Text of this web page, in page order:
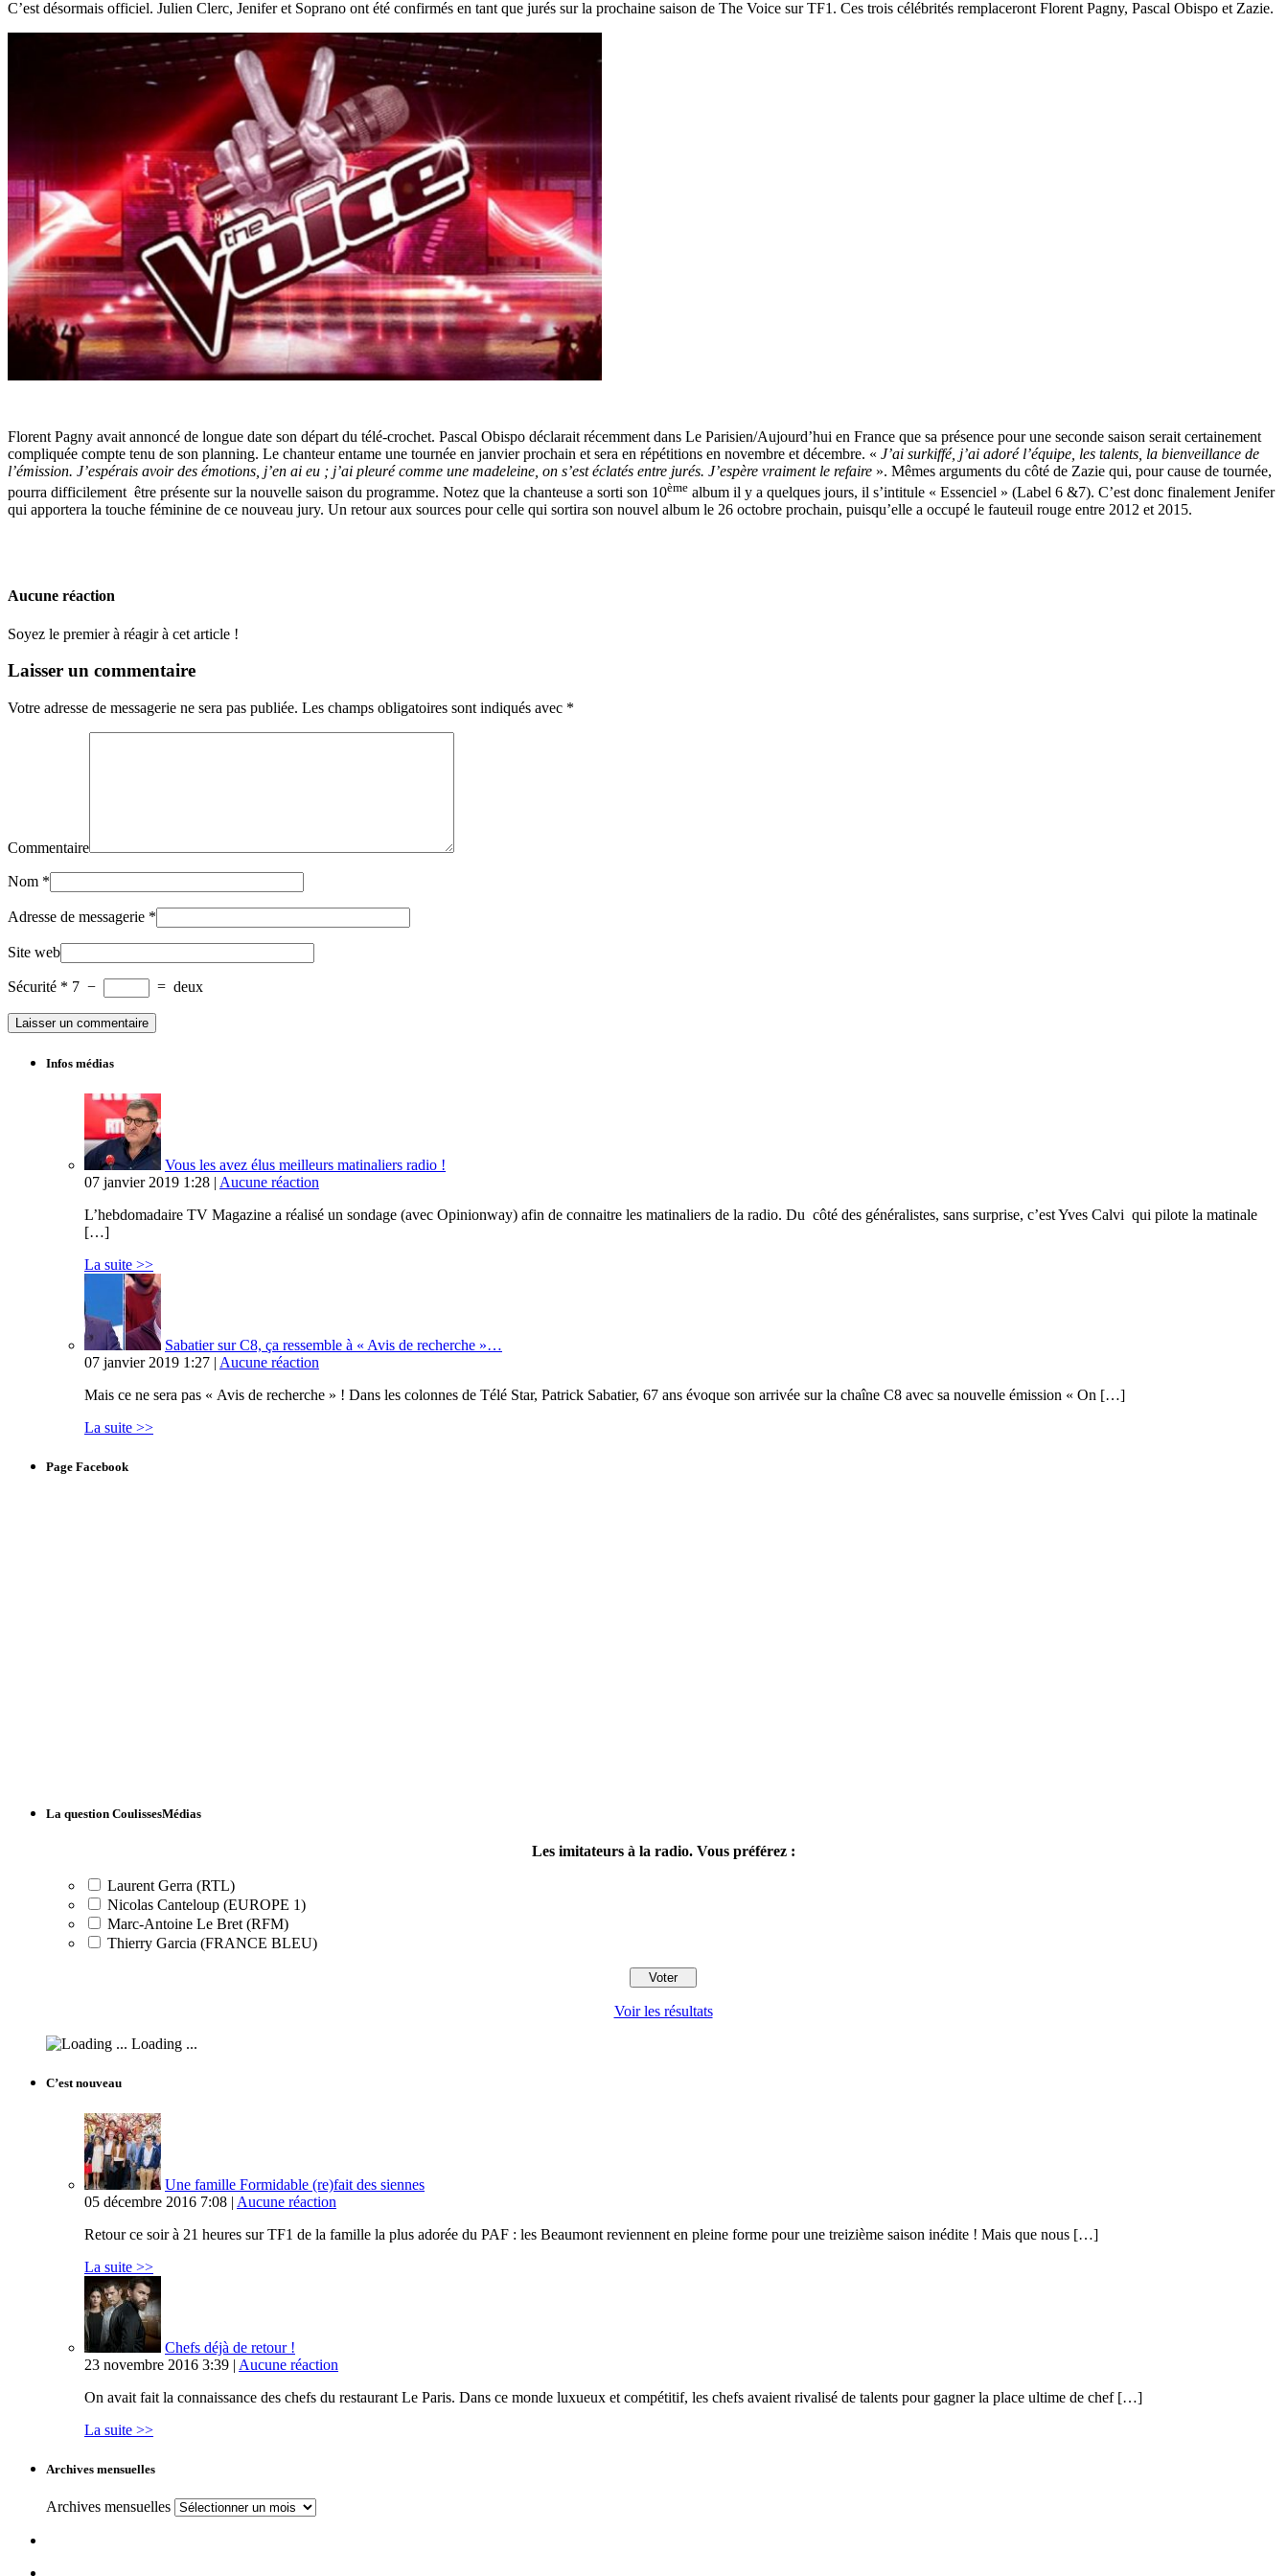
C’est désormais officiel. Julien Clerc, Jenifer et Soprano ont été confirmés en tant que jurés sur la prochaine saison de The Voice sur TF1. Ces trois célébrités remplaceront Florent Pagny, Pascal Obispo et Zazie.
Florent Pagny avait annoncé de longue date son départ du télé-crochet. Pascal Obispo déclarait récemment dans Le Parisien/Aujourd’hui en France que sa présence pour une seconde saison serait certainement
compliquée compte tenu de son planning. Le chanteur entame une tournée en janvier prochain et sera en répétitions en novembre et décembre. « J’ai surkiffé, j’ai adoré l’équipe, les talents, la bienveillance de
l’émission. J’espérais avoir des émotions, j’en ai eu ; j’ai pleuré comme une madeleine, on s’est éclatés entre jurés. J’espère vraiment le refaire ». Mêmes arguments du côté de Zazie qui, pour cause de tournée,
pourra difficilement être présente sur la nouvelle saison du programme. Notez que la chanteuse a sorti son 10ème album il y a quelques jours, il s’intitule « Essenciel » (Label 6 &7). C’est donc finalement Jenifer
qui apportera la touche féminine de ce nouveau jury. Un retour aux sources pour celle qui sortira son nouvel album le 26 octobre prochain, puisqu’elle a occupé le fauteuil rouge entre 2012 et 2015.
Aucune réaction
Soyez le premier à réagir à cet article !
Laisser un commentaire
Votre adresse de messagerie ne sera pas publiée. Les champs obligatoires sont indiqués avec *
Commentaire
Nom *
Adresse de messagerie *
Site web
Sécurité * 7 − = deux
Infos médias
Vous les avez élus meilleurs matinaliers radio !
07 janvier 2019 1:28 | Aucune réaction
L’hebdomadaire TV Magazine a réalisé un sondage (avec Opinionway) afin de connaitre les matinaliers de la radio. Du côté des généralistes, sans surprise, c’est Yves Calvi qui pilote la matinale
[…]
La suite >>
Sabatier sur C8, ça ressemble à « Avis de recherche »…
07 janvier 2019 1:27 | Aucune réaction
Mais ce ne sera pas « Avis de recherche » ! Dans les colonnes de Télé Star, Patrick Sabatier, 67 ans évoque son arrivée sur la chaîne C8 avec sa nouvelle émission « On […]
La suite >>
Page Facebook
La question CoulissesMédias
Les imitateurs à la radio. Vous préférez :
Laurent Gerra (RTL)
Nicolas Canteloup (EUROPE 1)
Marc-Antoine Le Bret (RFM)
Thierry Garcia (FRANCE BLEU)
Voir les résultats
Loading ...
C’est nouveau
Une famille Formidable (re)fait des siennes
05 décembre 2016 7:08 | Aucune réaction
Retour ce soir à 21 heures sur TF1 de la famille la plus adorée du PAF : les Beaumont reviennent en pleine forme pour une treizième saison inédite ! Mais que nous […]
La suite >>
Chefs déjà de retour !
23 novembre 2016 3:39 | Aucune réaction
On avait fait la connaissance des chefs du restaurant Le Paris. Dans ce monde luxueux et compétitif, les chefs avaient rivalisé de talents pour gagner la place ultime de chef […]
La suite >>
Archives mensuelles
Archives mensuelles